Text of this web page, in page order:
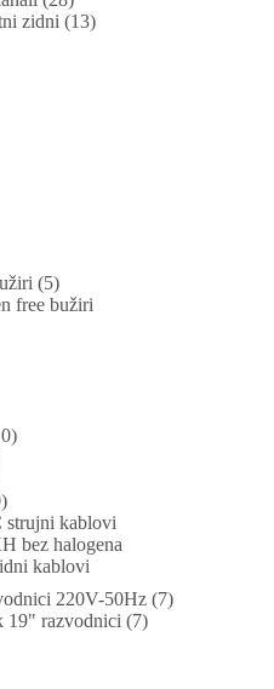
zidni (13)
(5)
free bužiri
strujni kablovi
bez halogena
kablovi
220V-50Hz (7)
19" razvodnici (7)